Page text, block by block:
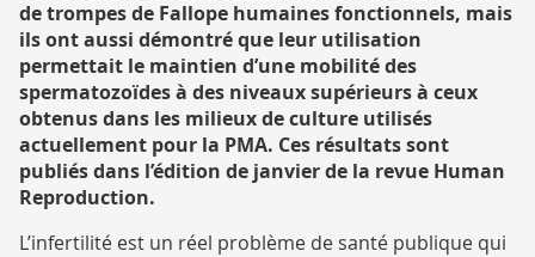
de trompes de Fallope humaines fonctionnels, mais
ils ont aussi démontré que leur utilisation
permettait le maintien d’une mobilité des
spermatozoïdes à des niveaux supérieurs à ceux
obtenus dans les milieux de culture utilisés
actuellement pour la PMA. Ces résultats sont
publiés dans l’édition de janvier de la revue Human
Reproduction.
L’infertilité est un réel problème de santé publique qui